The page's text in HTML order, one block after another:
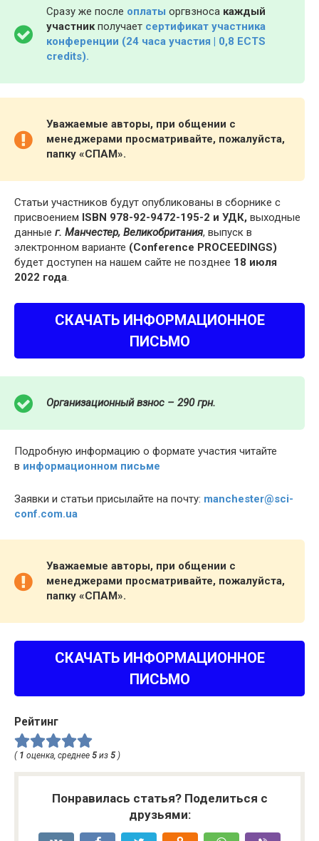
Сразу же после оплаты оргвзноса каждый
участникполучает сертификат участника
конференции (24 часа участия | 0,8 ECTS
credits).
Уважаемые авторы, при общении с
менеджерами просматривайте, пожалуйста,
папку «СПАМ».
Статьи участников будут опубликованы в сборнике с
присвоением ISBN 978-92-9472-195-2 и УДК, выходные
данные г. Манчестер, Великобритания, выпуск в
электронном варианте (Conference PROCEEDINGS)
будет доступен на нашем сайте не позднее 18 июля
2022 года.
СКАЧАТЬ ИНФОРМАЦИОННОЕ
ПИСЬМО
Организационный взнос – 290 грн.
Подробную информацию о формате участия читайте
в информационном письме
Заявки и статьи присылайте на почту: manchester@sci-
conf.com.ua
Уважаемые авторы, при общении с
менеджерами просматривайте, пожалуйста,
папку «СПАМ».
СКАЧАТЬ ИНФОРМАЦИОННОЕ
ПИСЬМО
Рейтинг
( 1 оценка, среднее 5 из 5 )
Понравилась статья? Поделиться с
друзьями: